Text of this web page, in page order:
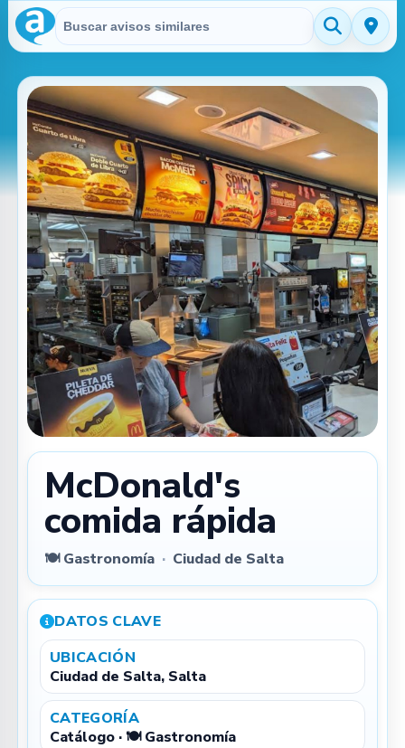
Buscar en Avisitos
McDonald's
comida rápida
🍽️ Gastronomía · Ciudad de Salta
DATOS CLAVE
UBICACIÓN
Ciudad de Salta, Salta
CATEGORÍA
Catálogo · 🍽️ Gastronomía